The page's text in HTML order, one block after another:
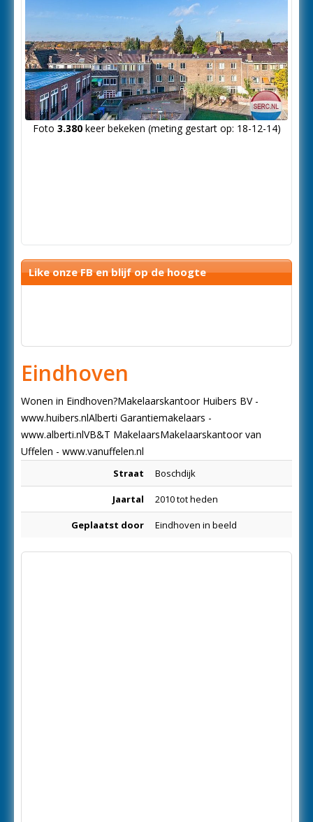
Foto 3.380keer bekeken (meting gestart op: 18-12-14)
Like onze FB en blijf op de hoogte
Eindhoven
Wonen in Eindhoven?Makelaarskantoor Huibers BV -
www.huibers.nlAlberti Garantiemakelaars -
www.alberti.nlVB&T MakelaarsMakelaarskantoor van
Uffelen - www.vanuffelen.nl
Straat Boschdijk
Jaartal 2010 tot heden
Geplaatst door Eindhoven in beeld